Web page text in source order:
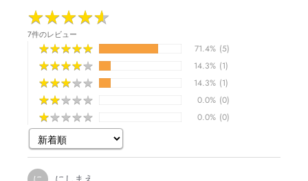
★★★★★
★★★★★
7件のレビュー
★★★★★
★★★★★ 71.4% (5)
★★★★★
★★★★★ 14.3% (1)
★★★★★
★★★★★ 14.3% (1)
★★★★★
★★★★★ 0.0% (0)
★★★★★
★★★★★ 0.0% (0)